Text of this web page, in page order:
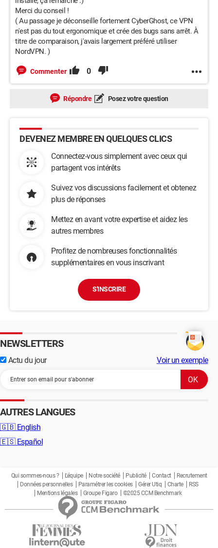
Merci du conseil !
( Au passage je déconseille fortement CyberGhost, ce VPN
n'est pas du tout ergonomique et crée des bugs sans arrêt. À
titre de comparaison, j'avais largement préféré utiliser
NordVPN. )
Commenter 0
Répondre Posez votre question
DEVENEZ MEMBRE EN QUELQUES CLICS
Connectez-vous simplement avec ceux qui
partagent vos intérêts
Suivez vos discussions facilement et obtenez
plus de réponses
Mettez en avant votre expertise et aidez les
autres membres
Profitez de nombreuses fonctionnalités
supplémentaires en vous inscrivant
S'INSCRIRE
NEWSLETTERS
Actu du jour Voir un exemple
AUTRES LANGUES
🇬🇧 English
🇪🇸 Español
Qui sommes-nous ? L'équipe Notre société Publicité Contact
Recrutement
Données personnelles
Paramétrer les cookies Gérer Utiq Charte
RSS
Mentions légales
Groupe Figaro ©2025 CCM Benchmark